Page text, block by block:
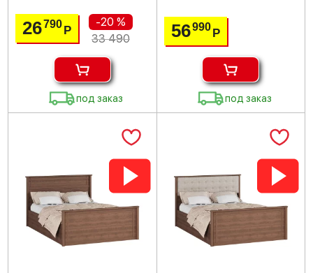
26790Р
-20 %
33 490
под заказ
56990 Р
под заказ